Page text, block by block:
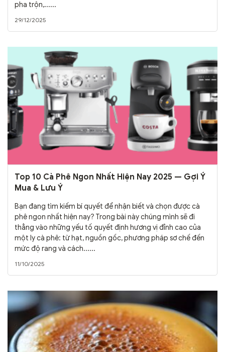
pha trộn,......
29/12/2025
Top 10 Cà Phê Ngon Nhất Hiện Nay 2025 — Gợi Ý
Mua & Lưu Ý
Bạn đang tìm kiếm bí quyết để nhận biết và chọn được cà
phê ngon nhất hiện nay? Trong bài này chúng mình sẽ đi
thẳng vào những yếu tố quyết định hương vị đỉnh cao của
một ly cà phê: từ hạt, nguồn gốc, phương pháp sơ chế đến
mức độ rang và cách......
11/10/2025